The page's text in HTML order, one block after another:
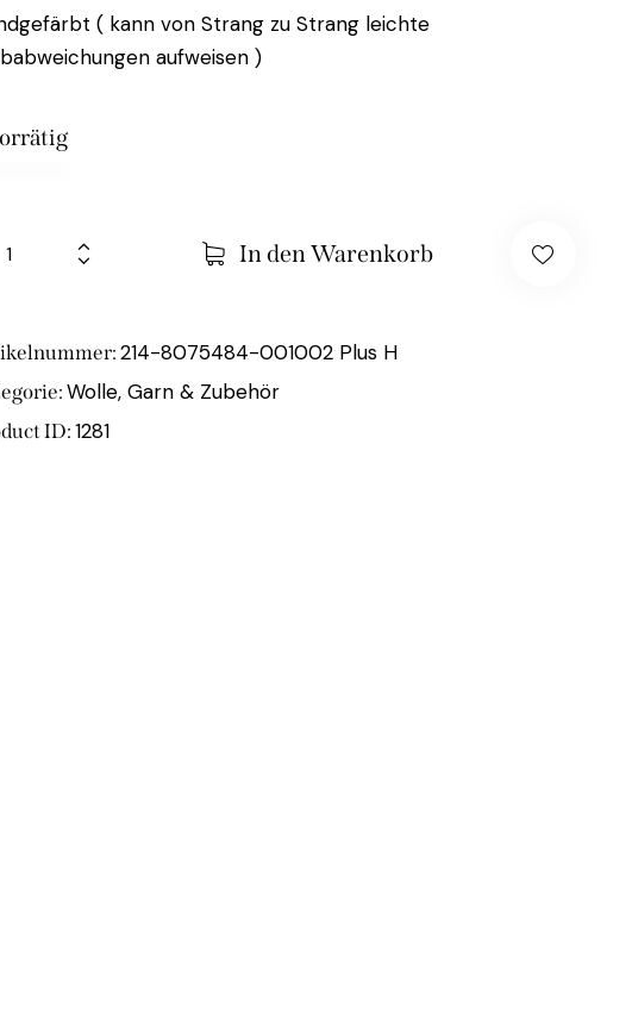
( kann von Strang zu Strang leichte
aufweisen )
In den Warenkorb
214-8075484-001002 Plus H
Wolle, Garn & Zubehör
ID:1281